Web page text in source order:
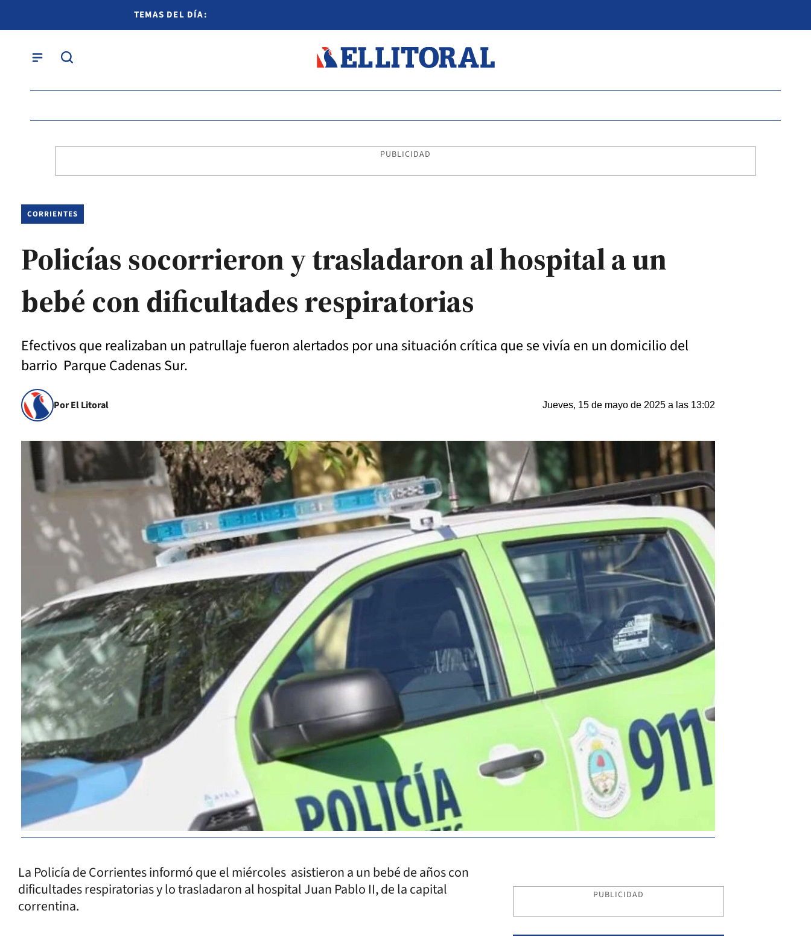
TEMAS DEL DÍA:
PUBLICIDAD
CORRIENTES
Policías socorrieron y trasladaron al hospital a un
bebé con dificultades respiratorias
Efectivos que realizaban un patrullaje fueron alertados por una situación crítica que se vivía en un domicilio del
barrio Parque Cadenas Sur.
Por El Litoral Jueves, 15 de mayo de 2025 a las 13:02
La Policía de Corrientes informó que el miércoles asistieron a un bebé de años con
dificultades respiratorias y lo trasladaron al hospital Juan Pablo II, de la capital
correntina.
PUBLICIDAD